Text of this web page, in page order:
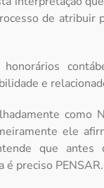
de atribuir
e
como
ele
que antes
é preciso PENSAR.